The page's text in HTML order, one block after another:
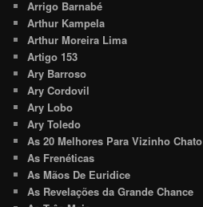
Arrigo Barnabé
Arthur Kampela
Arthur Moreira Lima
Artigo 153
Ary Barroso
Ary Cordovil
Ary Lobo
Ary Toledo
As 20 Melhores Para Vizinho Chato
As Frenéticas
As Mãos De Euridice
As Revelações da Grande Chance